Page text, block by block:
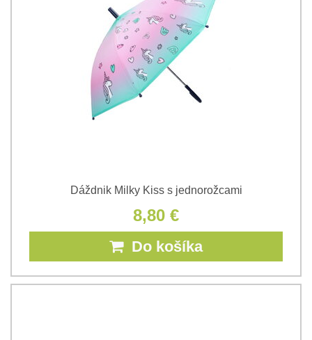
Dáždnik Milky Kiss s jednorožcami
8,80 €
Do košíka